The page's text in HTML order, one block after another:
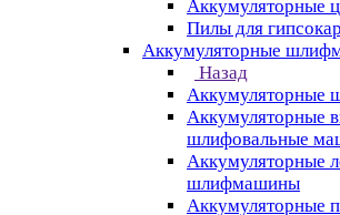
Аккумуляторные
Пилы для
Аккумуляторные
Назад
Аккумуляторные
Аккумуляторные
шлифовальные
Аккумуляторные
шлифмашины
Аккумуляторные